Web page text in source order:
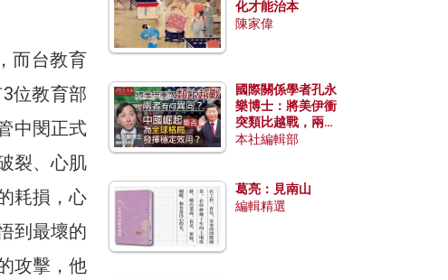
而台教育
位教育部
中閔正式
裂、心肌
耗損，心
到最壞的
攻擊，他
化才能治本
陳家偉
國際關係學者孔永
樂博士：將美伊衝
突類比越戰，兩者
有何異同？中國崛
本社編輯部
葛亮：見南山
編輯精選